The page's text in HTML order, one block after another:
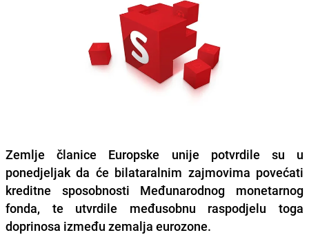
Zemlje članice Europske unije potvrdile su u
ponedjeljak da će bilataralnim zajmovima povećati
kreditne sposobnosti Međunarodnog monetarnog
fonda, te utvrdile međusobnu raspodjelu toga
doprinosa između zemalja eurozone.